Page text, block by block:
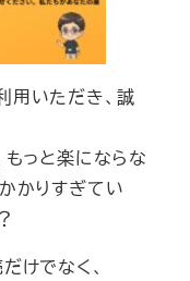
用いただき、誠
もっと楽にならな
かりすぎてい
けでなく、